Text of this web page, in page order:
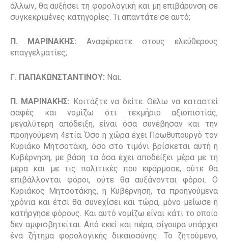
άλλων, θα αυξήσει τη φορολογική και μη επιβάρυνση σε
συγκεκριμένες κατηγορίες. Τι απαντάτε σε αυτό;
Π. ΜΑΡΙΝΑΚΗΣ: Αναφέρεστε στους ελεύθερους
επαγγελματίες;
Γ. ΠΑΠΑΚΩΝΣΤΑΝΤΙΝΟΥ: Ναι.
Π. ΜΑΡΙΝΑΚΗΣ: Κοιτάξτε να δείτε. Θέλω να καταστεί
σαφές και νομίζω ότι τεκμήριο αξιοπιστίας,
μεγαλύτερη απόδειξη, είναι όσα συνέβησαν και την
προηγούμενη 4ετία. Όσο η χώρα έχει Πρωθυπουργό τον
Κυριάκο Μητσοτάκη, όσο στο τιμόνι βρίσκεται αυτή η
Κυβέρνηση, με βάση τα όσα έχει αποδείξει μέρα με τη
μέρα και με τις πολιτικές που εφάρμοσε, ούτε θα
επιβάλλονται φόροι, ούτε θα αυξάνονται φόροι. Ο
Κυριάκος Μητσοτάκης, η Κυβέρνηση, τα προηγούμενα
χρόνια και έτσι θα συνεχίσει και τώρα, μόνο μείωσε ή
κατήργησε φόρους. Και αυτό νομίζω είναι κάτι το οποίο
δεν αμφισβητείται. Από εκεί και πέρα, σίγουρα υπάρχει
ένα ζήτημα φορολογικής δικαιοσύνης. Το ζητούμενο,